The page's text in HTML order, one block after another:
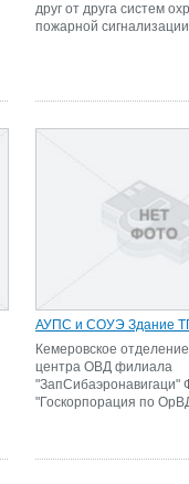
друг от друга систем
пожарной
АУПС и СОУЭ Здание
Кемеровское отделение
центра ОВД филиала
"ЗапСибаэронавигаци"
"Госкорпорация по